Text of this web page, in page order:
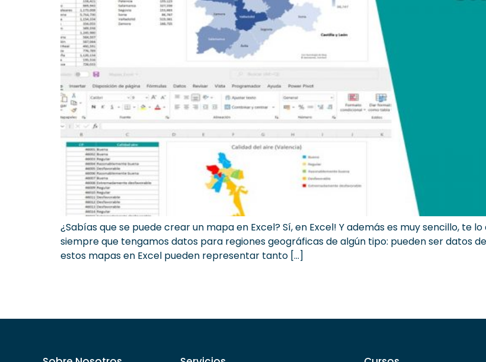
¿Sabías que se puede crear un mapa en Excel? Sí, en Excel! Y además es muy sencillo, te
siempre que tengamos datos para regiones geográficas de algún tipo: pueden ser datos
estos mapas en Excel pueden representar tanto […]